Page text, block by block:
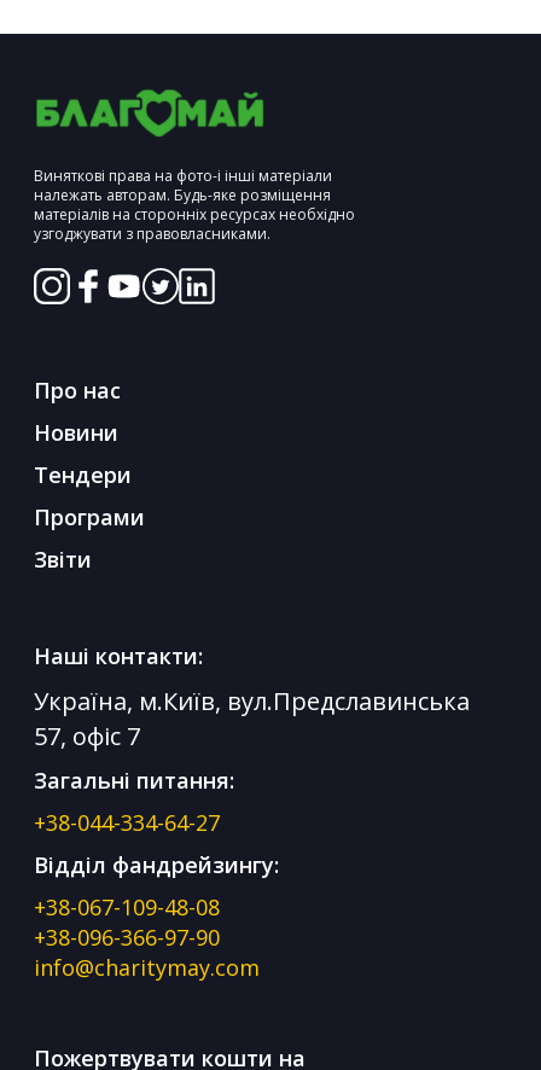
Виняткові права на фото-і інші матеріали
належать авторам. Будь-яке розміщення
матеріалів на сторонніх ресурсах необхідно
узгоджувати з правовласниками.
Про нас
Новини
Тендери
Програми
Звіти
Наші контакти:
Україна, м.Київ, вул.Предславинська
57, офіс 7
Загальні питання:
+38-044-334-64-27
Відділ фандрейзингу:
+38-067-109-48-08
+38-096-366-97-90
info@charitymay.com
Пожертвувати кошти на